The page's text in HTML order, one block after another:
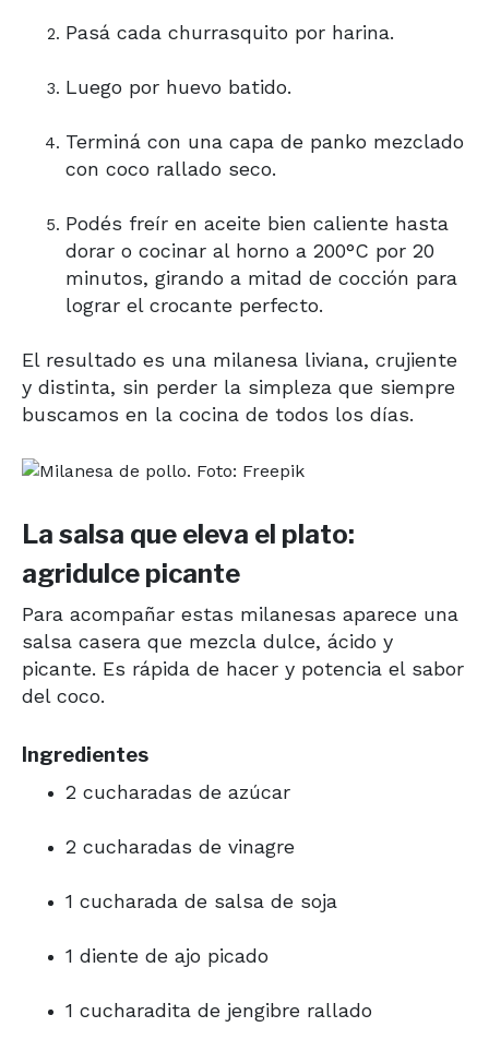
Pasá cada churrasquito por harina.
Luego por huevo batido.
Terminá con una capa de panko mezclado
con coco rallado seco.
Podés freír en aceite bien caliente hasta
dorar o cocinar al horno a 200°C por 20
minutos, girando a mitad de cocción para
lograr el crocante perfecto.
El resultado es una milanesa liviana, crujiente
y distinta, sin perder la simpleza que siempre
buscamos en la cocina de todos los días.
La salsa que eleva el plato:
agridulce picante
Para acompañar estas milanesas aparece una
salsa casera que mezcla dulce, ácido y
picante. Es rápida de hacer y potencia el sabor
del coco.
Ingredientes
2 cucharadas de azúcar
2 cucharadas de vinagre
1 cucharada de salsa de soja
1 diente de ajo picado
1 cucharadita de jengibre rallado